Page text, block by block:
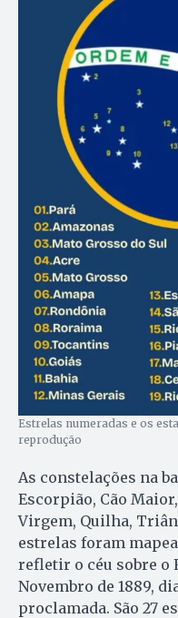
Estrelas numeradas e os
reprodução
As constelações na
Escorpião, Cão
Virgem, Quilha,
estrelas foram
refletir o céu sobre o
Novembro de 1889,
proclamada. São 27